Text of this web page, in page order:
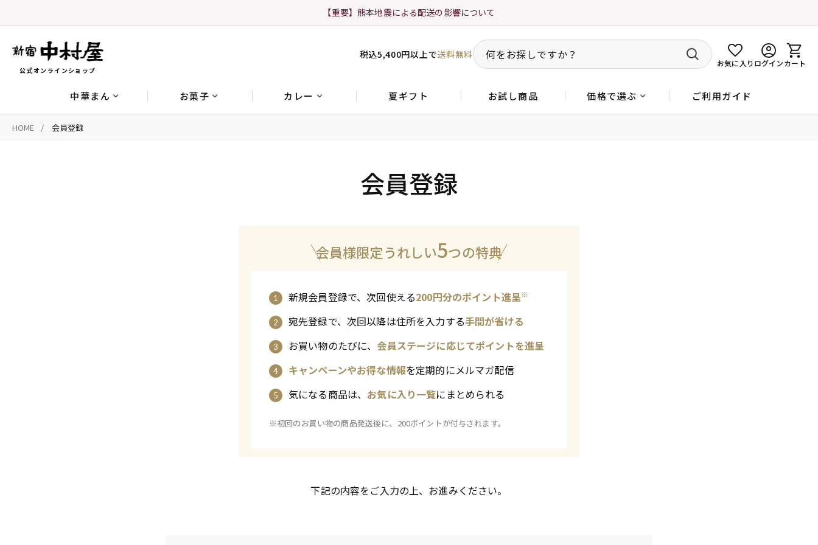
【重要】熊本地震による配送の影響について
公式オンラインショップ
税込5,400円以上で送料無料
お気に入りログインカート
中華まん お菓子 カレー 夏ギフト お試し商品 価格で選ぶ ご利用ガイド
HOME 会員登録
会員登録
会員様限定うれしい5つの特典
新規会員登録で、次回使える200円分のポイント進呈※
宛先登録で、次回以降は住所を入力する手間が省ける
お買い物のたびに、 会員ステージに応じてポイントを進呈
キャンペーンやお得な情報を定期的にメルマガ配信
気になる商品は、 お気に入り一覧にまとめられる
※初回のお買い物の商品発送後に、200ポイントが付与されます。
下記の内容をご入力の上、お進みください。